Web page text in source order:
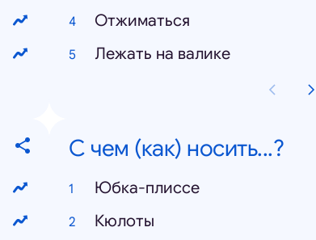
Отжиматься
Лежать на валике
С чем (как) носить...?
Юбка-плиссе
Кюлоты